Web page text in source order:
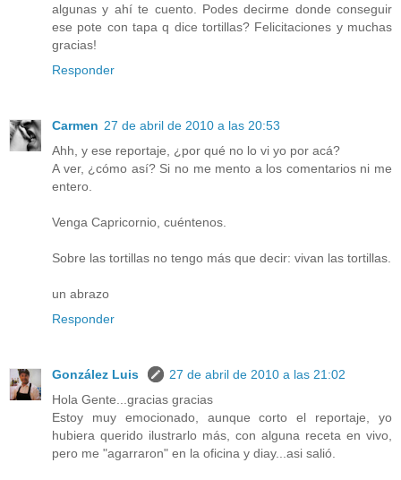
algunas y ahí te cuento. Podes decirme donde conseguir
ese pote con tapa q dice tortillas? Felicitaciones y muchas
gracias!
Responder
Carmen 27 de abril de 2010 a las 20:53
Ahh, y ese reportaje, ¿por qué no lo vi yo por acá?
A ver, ¿cómo así? Si no me mento a los comentarios ni me
entero.
Venga Capricornio, cuéntenos.
Sobre las tortillas no tengo más que decir: vivan las tortillas.
un abrazo
Responder
González Luis
27 de abril de 2010 a las 21:02
Hola Gente...gracias gracias
Estoy muy emocionado, aunque corto el reportaje, yo
hubiera querido ilustrarlo más, con alguna receta en vivo,
pero me "agarraron" en la oficina y diay...asi salió.